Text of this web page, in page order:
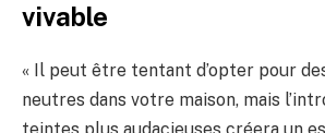
vivable
« Il peut être tentant d’opter pour
neutres dans votre maison, mais